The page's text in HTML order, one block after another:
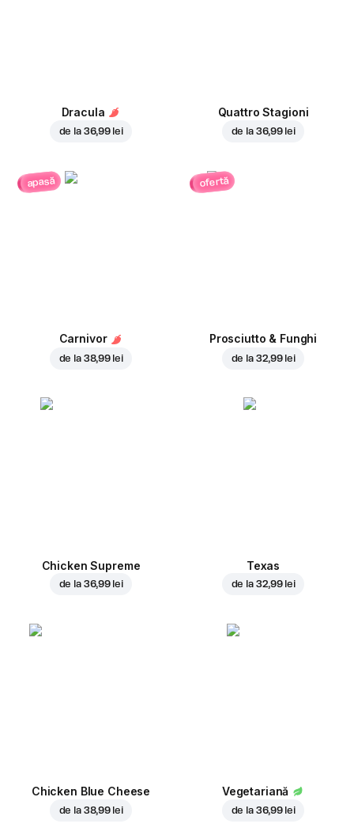
Dracula
de la 36,99 lei
Quattro Stagioni
de la 36,99 lei
apasă
Carnivor
de la 38,99 lei
ofertă
Prosciutto & Funghi
de la 32,99 lei
Chicken Supreme
de la 36,99 lei
Texas
de la 32,99 lei
Chicken Blue Cheese
de la 38,99 lei
Vegetariană
de la 36,99 lei